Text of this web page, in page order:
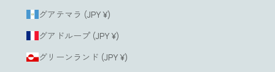
グアテマラ (JPY ¥)
グアドループ (JPY ¥)
グリーンランド (JPY ¥)